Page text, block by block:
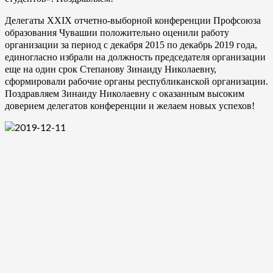
Делегаты XXIX отчетно-выборной конференции Профсоюза
образования Чувашии положительно оценили работу
организации за период с декабря 2015 по декабрь 2019 года,
единогласно избрали на должность председателя организации
еще на один срок Степанову Зинаиду Николаевну,
сформировали рабочие органы республиканской организации.
Поздравляем Зинаиду Николаевну с оказанным высоким
доверием делегатов конференции и желаем новых успехов!